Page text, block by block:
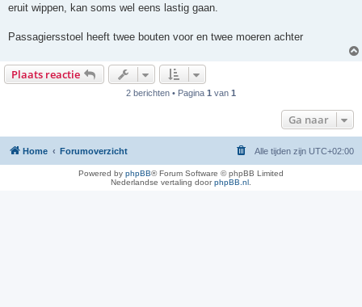
c
eruit wippen, kan soms wel eens lastig gaan.
Passagiersstoel heeft twee bouten voor en twee moeren achter
Plaats reactie
2 berichten • Pagina 1 van 1
Ga naar
Home Forumoverzicht Alle tijden zijn UTC+02:00
Powered by phpBB® Forum Software © phpBB Limited
Nederlandse vertaling doorphpBB.nl